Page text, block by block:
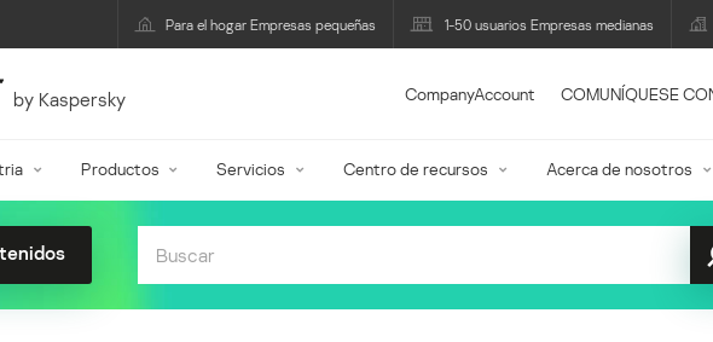
Para el hogar Empresas pequeñas 1-50 usuarios Empresas medianas
by Kaspersky CompanyAccount COMUNÍQUESE
Productos Servicios Centro de recursos Acerca de nosotros